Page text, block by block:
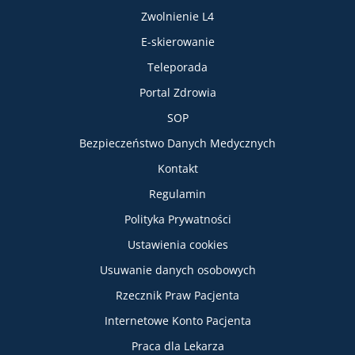
Zwolnienie L4
E-skierowanie
Teleporada
Portal Zdrowia
SOP
Bezpieczeństwo Danych Medycznych
Kontakt
Regulamin
Polityka Prywatności
Ustawienia cookies
Usuwanie danych osobowych
Rzecznik Praw Pacjenta
Internetowe Konto Pacjenta
Praca dla Lekarza